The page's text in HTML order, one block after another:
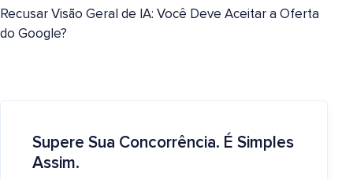
Recusar Visão Geral de IA: Você Deve Aceitar a Oferta
do Google?
Supere Sua Concorrência. É Simples
Assim.